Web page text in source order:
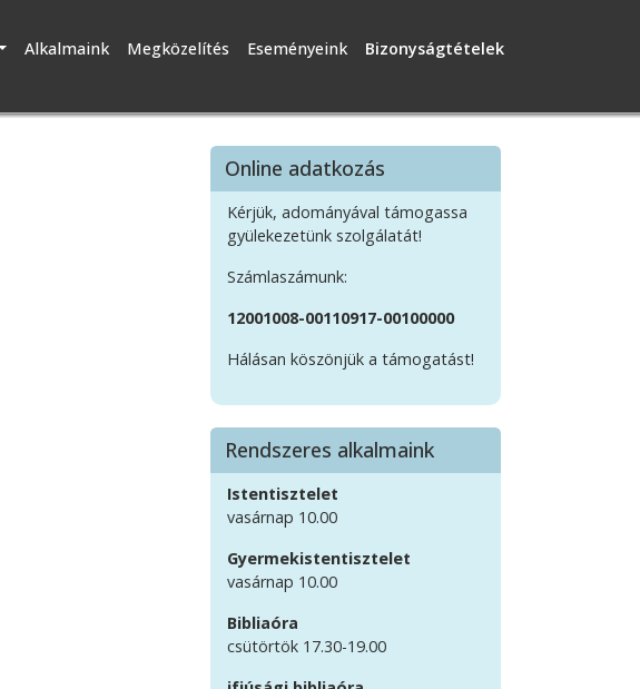
Alkalmaink Megközelítés Eseményeink Bizonyságtételek
Online adatkozás
Kérjük, adományával támogassa
gyülekezetünk szolgálatát!
Számlaszámunk:
12001008-00110917-00100000
Hálásan köszönjük a támogatást!
Rendszeres alkalmaink
Istentisztelet
vasárnap 10.00
Gyermekistentisztelet
vasárnap 10.00
Bibliaóra
csütörtök 17.30-19.00